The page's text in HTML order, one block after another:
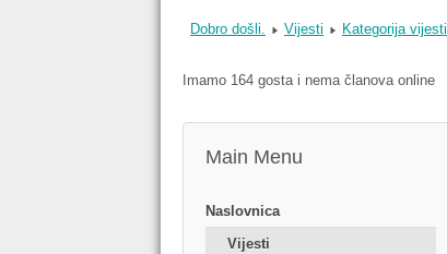
Dobro došli. Vijesti Kategorija vijesti
Imamo 164 gosta i nema članova online
Main Menu
Naslovnica
Vijesti